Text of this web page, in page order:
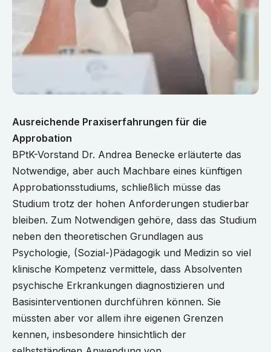
Ausreichende Praxiserfahrungen für die
Approbation
BPtK-Vorstand Dr. Andrea Benecke erläuterte das
Notwendige, aber auch Machbare eines künftigen
Approbationsstudiums, schließlich müsse das
Studium trotz der hohen Anforderungen studierbar
bleiben. Zum Notwendigen gehöre, dass das Studium
neben den theoretischen Grundlagen aus
Psychologie, (Sozial-)Pädagogik und Medizin so viel
klinische Kompetenz vermittele, dass Absolventen
psychische Erkrankungen diagnostizieren und
Basisinterventionen durchführen können. Sie
müssten aber vor allem ihre eigenen Grenzen
kennen, insbesondere hinsichtlich der